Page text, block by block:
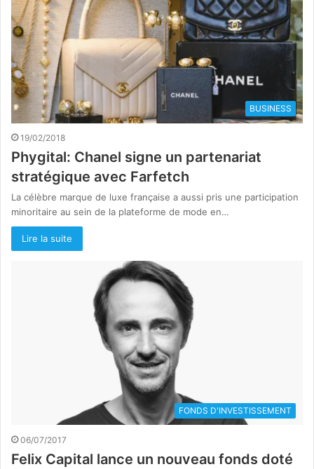
BUSINESS
19/02/2018
Phygital: Chanel signe un partenariat
stratégique avec Farfetch
La célèbre marque de luxe française a aussi pris une participation
minoritaire au sein de la plateforme de mode en…
Lire la suite
FONDS D'INVESTISSEMENT
06/07/2017
Felix Capital lance un nouveau fonds doté